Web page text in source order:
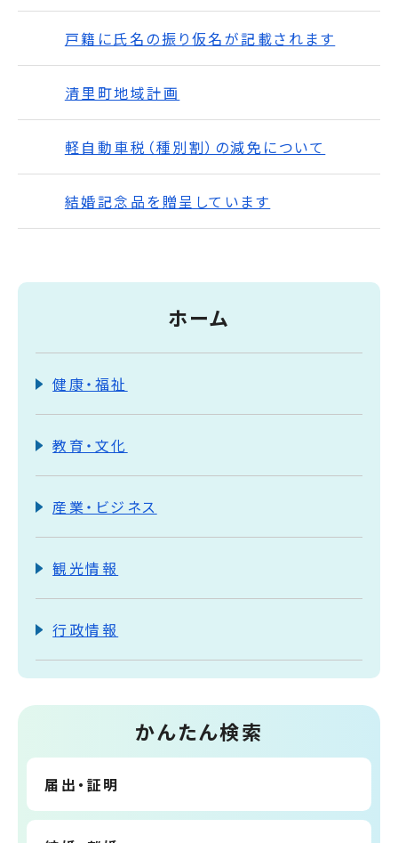
戸籍に氏名の振り仮名が記載されます
清里町地域計画
軽自動車税（種別割）の減免について
結婚記念品を贈呈しています
ホーム
健康・福祉
教育・文化
産業・ビジネス
観光情報
行政情報
かんたん検索
届出・証明